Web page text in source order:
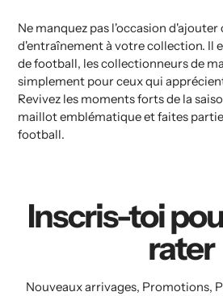
Ne manquez pas l'occasion
d'entraînement à votre collection. Il
de football, les collectionneurs de
simplement pour ceux qui
Revivez les moments forts de la
maillot emblématique et faites
football.
Inscris-toi
rater
Nouveaux arrivages, Promotions,